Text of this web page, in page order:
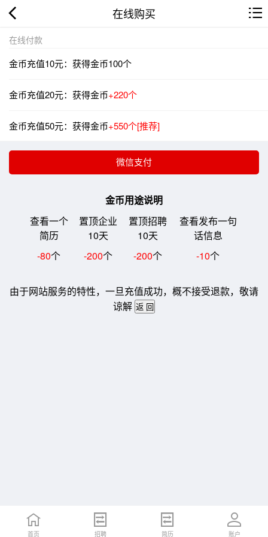
在线购买
在线付款
金币充值10元：获得金币100个
金币充值20元：获得金币+220个
金币充值50元：获得金币+550个[推荐]
金币用途说明
查看一个
简历
置顶企业
10天
置顶招聘
10天
查看发布一句
话信息
-80个 -200个 -200个 -10个
由于网站服务的特性，一旦充值成功，概不接受退款，敬请
谅解
首页 招聘 简历 账户